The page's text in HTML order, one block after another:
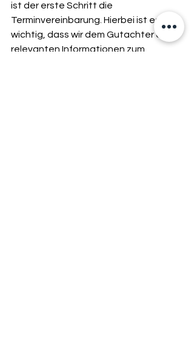
ist der erste Schritt die
Terminvereinbarung. Hierbei ist es
wichtig, dass wir dem Gutachter alle
relevanten Informationen zum